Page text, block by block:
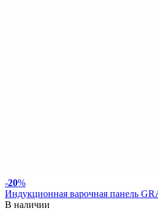
-20%
Индукционная варочная панель
В наличии